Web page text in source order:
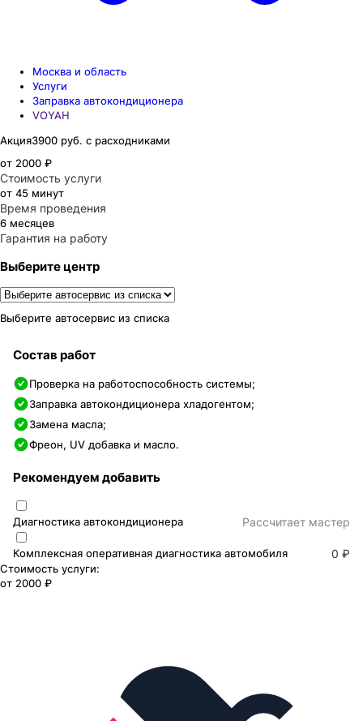
Москва и область
Услуги
Заправка автокондиционера
VOYAH
Акция3900 руб. с расходниками
от 2000 ₽
Стоимость услуги
от 45 минут
Время проведения
6 месяцев
Гарантия на работу
Выберите центр
Выберите автосервис из списка
Состав работ
Проверка на работоспособность системы;
Заправка автокондиционера хладогентом;
Замена масла;
Фреон, UV добавка и масло.
Рекомендуем добавить
Диагностика автокондиционера Раcсчитает мастер
Комплексная оперативная диагностика автомобиля 0 ₽
Стоимость услуги:
от 2000 ₽